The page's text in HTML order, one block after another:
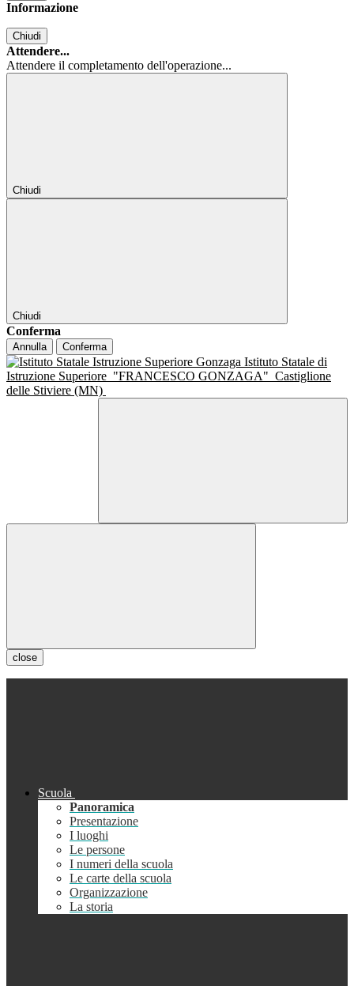
Informazione
Chiudi
Attendere...
Attendere il completamento dell'operazione...
Chiudi
Chiudi
Conferma
Annulla Conferma
Istituto Statale di
Istruzione Superiore "FRANCESCO GONZAGA" Castiglione
delle Stiviere (MN)
close
Scuola
Panoramica
Presentazione
I luoghi
Le persone
I numeri della scuola
Le carte della scuola
Organizzazione
La storia